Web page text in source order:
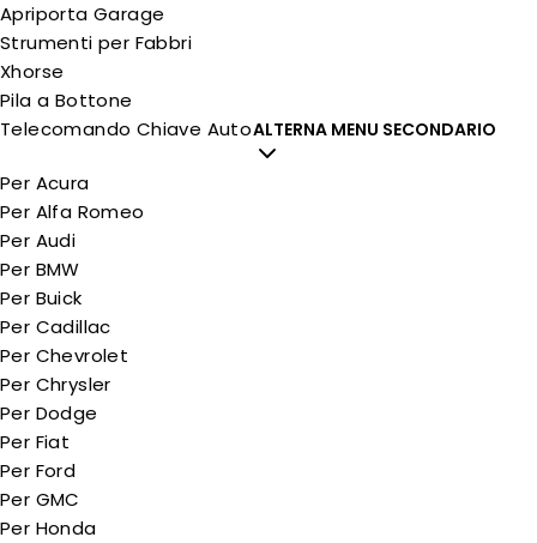
Apriporta Garage
Strumenti per Fabbri
Xhorse
Pila a Bottone
Telecomando Chiave AutoALTERNA MENU SECONDARIO
Per Acura
Per Alfa Romeo
Per Audi
Per BMW
Per Buick
Per Cadillac
Per Chevrolet
Per Chrysler
Per Dodge
Per Fiat
Per Ford
Per GMC
Per Honda